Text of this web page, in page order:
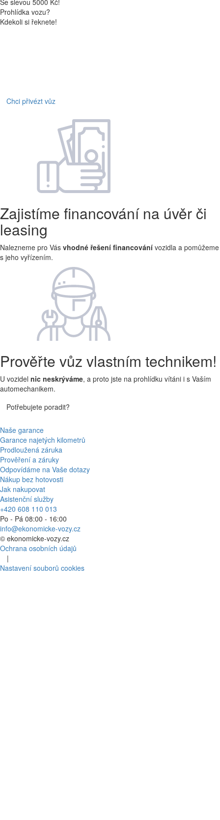
Prohlídka vozu?
Kdekoli si řeknete!
Chci přivézt vůz
Zajistíme financování na úvěr či
leasing
Nalezneme pro Vás vhodné řešení financování vozidla a pomůžeme
s jeho vyřízením.
Prověřte vůz vlastním technikem!
U vozidel nic neskrýváme, a proto jste na prohlídku vítáni i s Vaším
automechanikem.
Potřebujete poradit?
Naše garance
Garance najetých kilometrů
Prodloužená záruka
Prověření a záruky
Odpovídáme na Vaše dotazy
Nákup bez hotovosti
Jak nakupovat
Asistenční služby
+420 608 110 013
Po - Pá 08:00 - 16:00
info@ekonomicke-vozy.cz
© ekonomicke-vozy.cz
Ochrana osobních údajů
|
Nastavení souborů cookies